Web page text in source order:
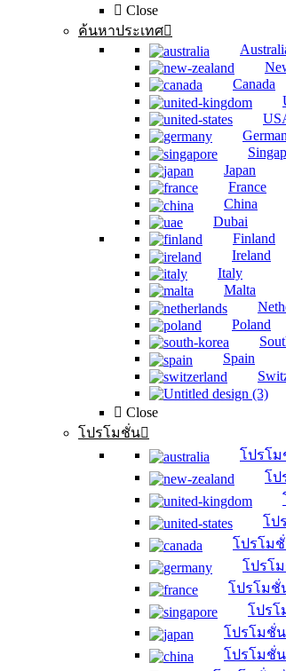
Close
ค้นหาประเทศ
Canada
Japan
France
China
Dubai
Finland
Ireland
Italy
Malta
Poland
Spain
Close
โปรโมชั่น
โปรโม
โป
โป
โปรโม
โปรโ
โปรโมชั่
โปรโ
โปรโมชั่
โปรโมชั่